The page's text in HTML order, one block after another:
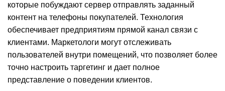
которые побуждают сервер отправлять заданный
контент на телефоны покупателей. Технология
обеспечивает предприятиям прямой канал связи с
клиентами. Маркетологи могут отслеживать
пользователей внутри помещений, что позволяет более
точно настроить таргетинг и дает полное
представление о поведении клиентов.